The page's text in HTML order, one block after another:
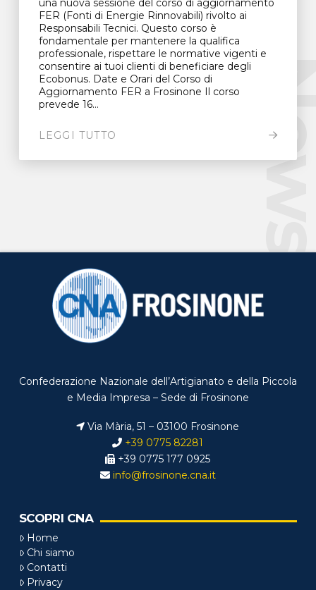
una nuova sessione del corso di aggiornamento
FER (Fonti di Energie Rinnovabili) rivolto ai
Responsabili Tecnici. Questo corso è
fondamentale per mantenere la qualifica
professionale, rispettare le normative vigenti e
consentire ai tuoi clienti di beneficiare degli
Ecobonus. Date e Orari del Corso di
Aggiornamento FER a Frosinone Il corso
prevede 16...
LEGGI TUTTO
Confederazione Nazionale dell’Artigianato e della Piccola
e Media Impresa – Sede di Frosinone
Via Mària, 51 – 03100 Frosinone
+39 0775 82281
+39 0775 177 0925
info@frosinone.cna.it
SCOPRI CNA
Home
Chi siamo
Contatti
Privacy